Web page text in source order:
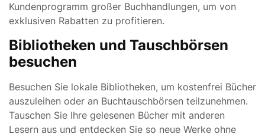
Kundenprogramm großer Buchhandlungen, um von
exklusiven Rabatten zu profitieren.
Bibliotheken und Tauschbörsen
besuchen
Besuchen Sie lokale Bibliotheken, um kostenfrei Bücher
auszuleihen oder an Buchtauschbörsen teilzunehmen.
Tauschen Sie Ihre gelesenen Bücher mit anderen
Lesern aus und entdecken Sie so neue Werke ohne